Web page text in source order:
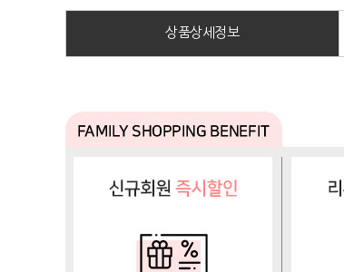
상품상세정보